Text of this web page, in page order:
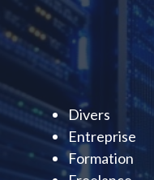
Divers
Entreprise
Formation